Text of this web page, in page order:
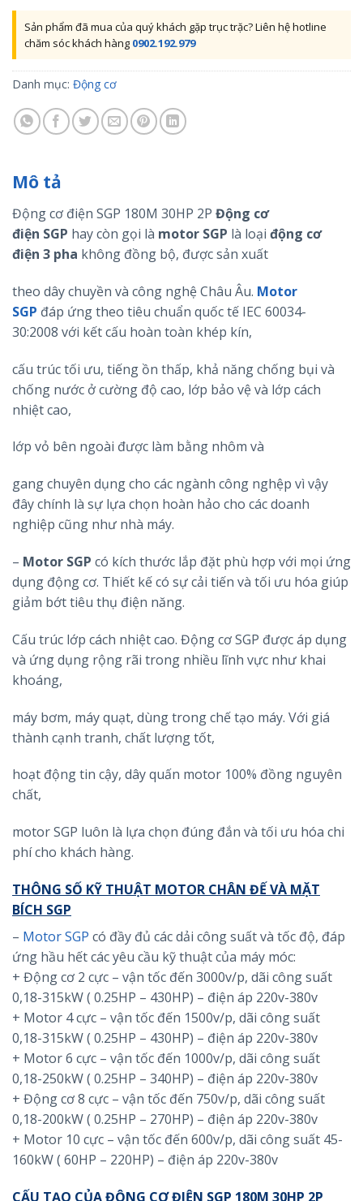
Sản phẩm đã mua của quý khách gặp trục trặc? Liên hệ hotline
chăm sóc khách hàng 0902.192.979
Danh mục: Động cơ
Mô tả
Động cơ điện SGP 180M 30HP 2P Động cơ
điện SGP hay còn gọi là motor SGP là loại động cơ
điện 3 pha không đồng bộ, được sản xuất
theo dây chuyền và công nghệ Châu Âu. Motor
SGP đáp ứng theo tiêu chuẩn quốc tế IEC 60034-
30:2008 với kết cấu hoàn toàn khép kín,
cấu trúc tối ưu, tiếng ồn thấp, khả năng chống bụi và
chống nước ở cường độ cao, lớp bảo vệ và lớp cách
nhiệt cao,
lớp vỏ bên ngoài được làm bằng nhôm và
gang chuyên dụng cho các ngành công nghệp vì vậy
đây chính là sự lựa chọn hoàn hảo cho các doanh
nghiệp cũng như nhà máy.
– Motor SGP có kích thước lắp đặt phù hợp với mọi ứng
dụng động cơ. Thiết kế có sự cải tiến và tối ưu hóa giúp
giảm bớt tiêu thụ điện năng.
Cấu trúc lớp cách nhiệt cao. Động cơ SGP được áp dụng
và ứng dụng rộng rãi trong nhiều lĩnh vực như khai
khoáng,
máy bơm, máy quạt, dùng trong chế tạo máy. Với giá
thành cạnh tranh, chất lượng tốt,
hoạt động tin cậy, dây quấn motor 100% đồng nguyên
chất,
motor SGP luôn là lựa chọn đúng đắn và tối ưu hóa chi
phí cho khách hàng.
THÔNG SỐ KỸ THUẬT MOTOR CHÂN ĐẾ VÀ MẶT
BÍCH SGP
– Motor SGP có đầy đủ các dải công suất và tốc độ, đáp
ứng hầu hết các yêu cầu kỹ thuật của máy móc:
+ Động cơ 2 cực – vận tốc đến 3000v/p, dãi công suất
0,18-315kW ( 0.25HP – 430HP) – điện áp 220v-380v
+ Motor 4 cực – vận tốc đến 1500v/p, dãi công suất
0,18-315kW ( 0.25HP – 430HP) – điện áp 220v-380v
+ Motor 6 cực – vận tốc đến 1000v/p, dãi công suất
0,18-250kW ( 0.25HP – 340HP) – điện áp 220v-380v
+ Động cơ 8 cực – vận tốc đến 750v/p, dãi công suất
0,18-200kW ( 0.25HP – 270HP) – điện áp 220v-380v
+ Motor 10 cực – vận tốc đến 600v/p, dãi công suất 45-
160kW ( 60HP – 220HP) – điện áp 220v-380v
CẤU TẠO CỦA ĐỘNG CƠ ĐIỆN SGP 180M 30HP 2P